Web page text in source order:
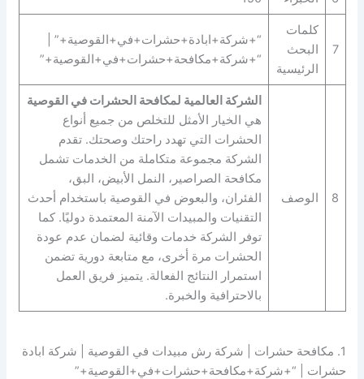
7
كلمات
البحث
الرئيسية
“+شركة+ابادة+حشرات+في+القوصية+” |
“+شركة+مكافحة+حشرات+في+القوصية+”
8 الوصف
الشركة العالمية لمكافحة الحشرات في القوصية
هي الخيار الأمثل للتخلص من جميع أنواع
الحشرات التي تهدد راحتك وصحتك. تقدم
الشركة مجموعة متكاملة من الخدمات تشمل
مكافحة الصراصير، النمل الأبيض، البق،
الفئران، والبعوض في القوصية باستخدام أحدث
التقنيات والمبيدات الآمنة المعتمدة دوليًا. كما
توفر الشركة خدمات وقائية لضمان عدم عودة
الحشرات مرة أخرى، مع متابعة دورية تضمن
استمرار النتائج الفعالة. يتميز فريق العمل
بالاحترافية والخبرة.
1. مكافحة حشرات | شركة رش مبيدات في القوصية | شركة ابادة
حشرات | “+شركة+مكافحة+حشرات+في+القوصية+”